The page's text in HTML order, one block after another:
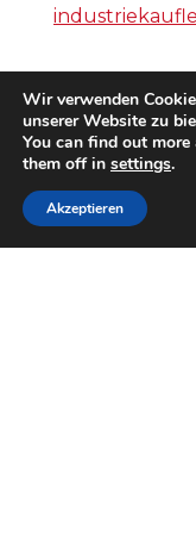
Posted byVanessa
Beitragsnavigation
Previous post
Wir verwenden
unserer Website zu
You can find out
them off in settings.
Akzeptieren